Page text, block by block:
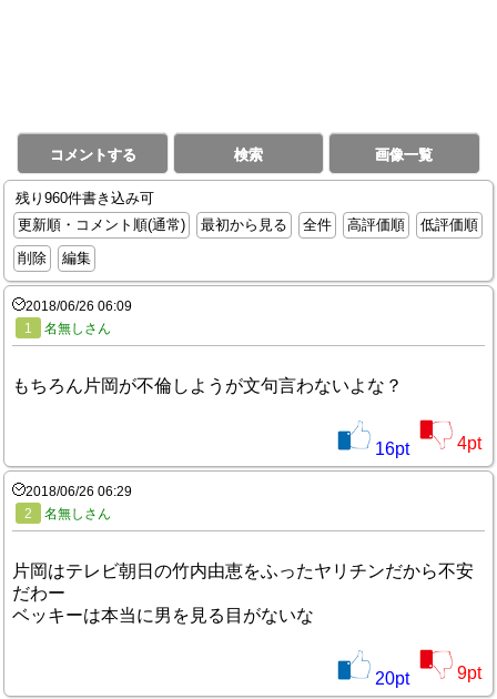
コメントする 検索 画像一覧
残り960件書き込み可
更新順・コメント順(通常)
最初から見る 全件 高評価順
低評価順
削除
編集
2018/06/26 06:09
1
名無しさん
もちろん片岡が不倫しようが文句言わないよな？
16pt 4pt
2018/06/26 06:29
2
名無しさん
片岡はテレビ朝日の竹内由恵をふったヤリチンだから不安
だわー
ベッキーは本当に男を見る目がないな
20pt 9pt